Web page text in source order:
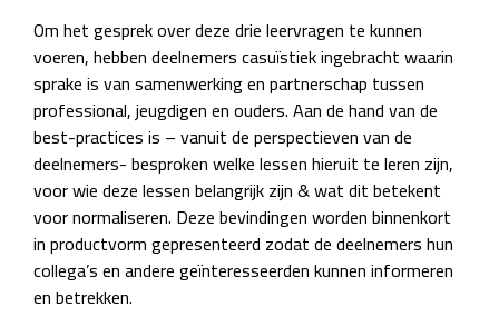
Om het gesprek over deze drie leervragen te kunnen
voeren, hebben deelnemers casuïstiek ingebracht waarin
sprake is van samenwerking en partnerschap tussen
professional, jeugdigen en ouders. Aan de hand van de
best-practices is – vanuit de perspectieven van de
deelnemers- besproken welke lessen hieruit te leren zijn,
voor wie deze lessen belangrijk zijn & wat dit betekent
voor normaliseren. Deze bevindingen worden binnenkort
in productvorm gepresenteerd zodat de deelnemers hun
collega’s en andere geïnteresseerden kunnen informeren
en betrekken.